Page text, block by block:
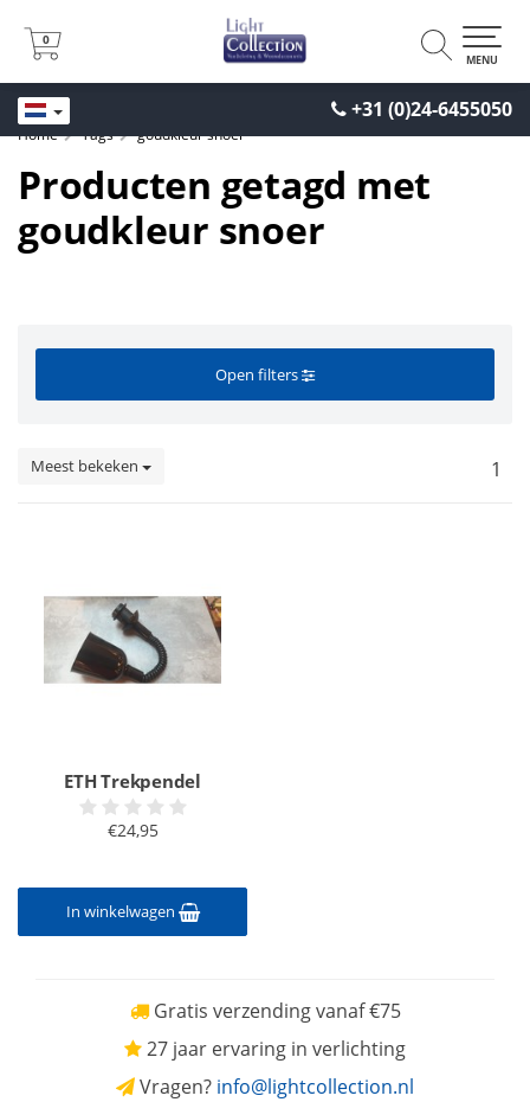
+31 (0)24-6455050
0
0
MENU
Home Tags goudkleur snoer
Producten getagd met
goudkleur snoer
Open filters
Meest bekeken 1
ETH Trekpendel
€24,95
In winkelwagen
Gratis verzending vanaf €75
27 jaar ervaring in verlichting
Vragen? info@lightcollection.nl